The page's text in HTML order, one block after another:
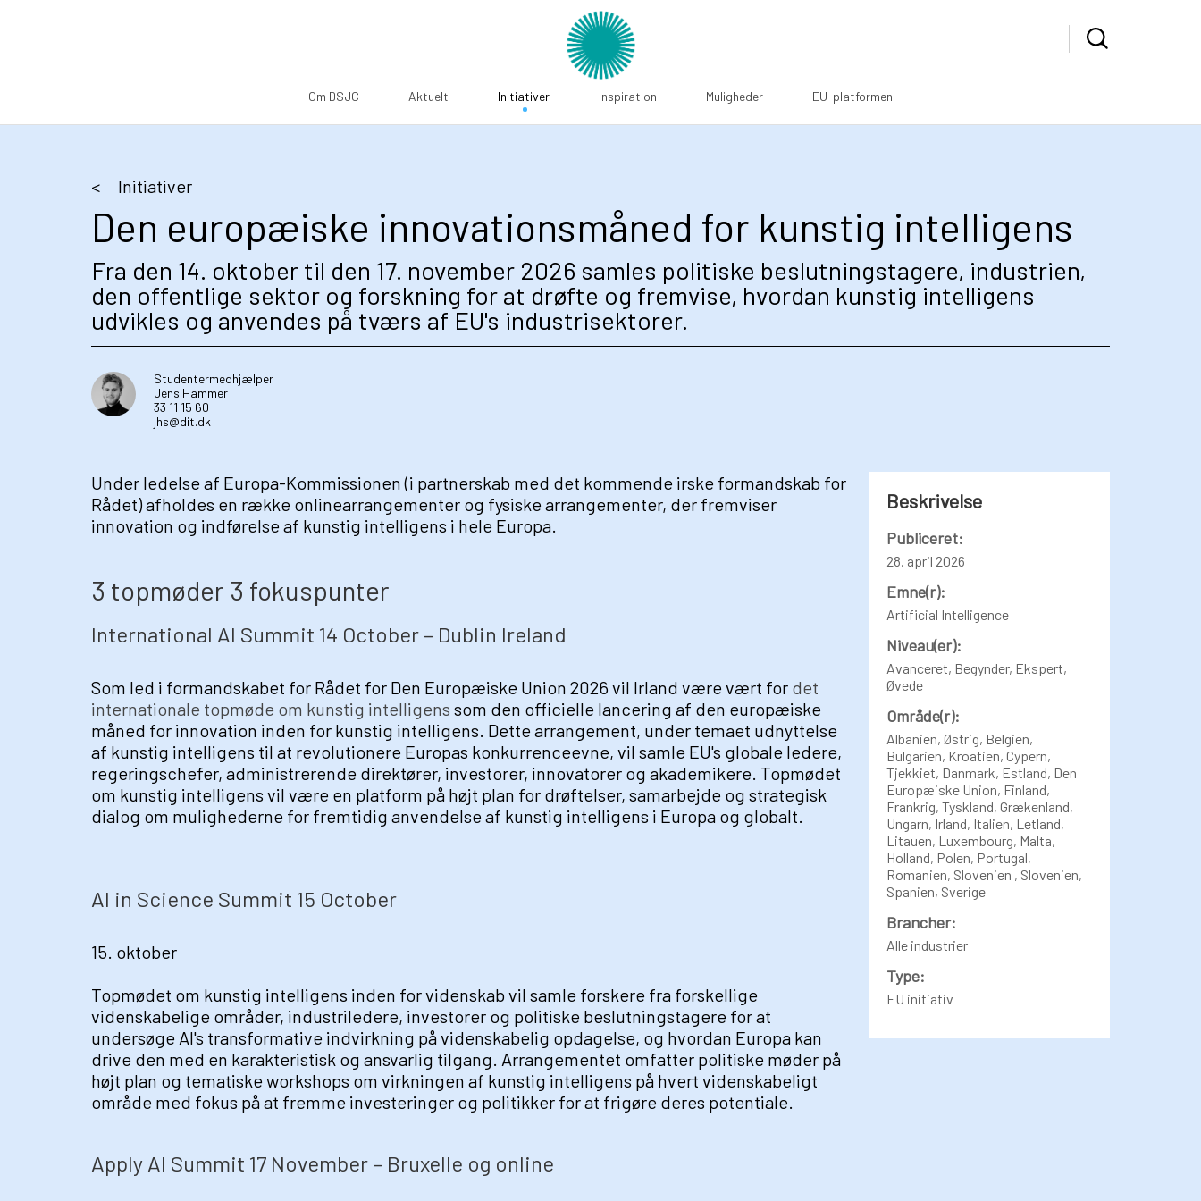
Om DSJC Aktuelt Initiativer Inspiration Muligheder EU-platformen
Initiativer
Den europæiske innovationsmåned for kunstig intelligens
Fra den 14. oktober til den 17. november 2026 samles politiske beslutningstagere, industrien,
den offentlige sektor og forskning for at drøfte og fremvise, hvordan kunstig intelligens
udvikles og anvendes på tværs af EU's industrisektorer.
Studentermedhjælper
Jens Hammer
33 11 15 60
jhs@dit.dk
Under ledelse af Europa-Kommissionen (i partnerskab med det kommende irske formandskab for
Rådet) afholdes en række onlinearrangementer og fysiske arrangementer, der fremviser
innovation og indførelse af kunstig intelligens i hele Europa.
3 topmøder 3 fokuspunter
International AI Summit 14 October – Dublin Ireland
Som led i formandskabet for Rådet for Den Europæiske Union 2026 vil Irland være vært for det
internationale topmøde om kunstig intelligens som den officielle lancering af den europæiske
måned for innovation inden for kunstig intelligens. Dette arrangement, under temaet udnyttelse
af kunstig intelligens til at revolutionere Europas konkurrenceevne, vil samle EU's globale ledere,
regeringschefer, administrerende direktører, investorer, innovatorer og akademikere. Topmødet
om kunstig intelligens vil være en platform på højt plan for drøftelser, samarbejde og strategisk
dialog om mulighederne for fremtidig anvendelse af kunstig intelligens i Europa og globalt.
AI in Science Summit 15 October
15. oktober
Topmødet om kunstig intelligens inden for videnskab vil samle forskere fra forskellige
videnskabelige områder, industriledere, investorer og politiske beslutningstagere for at
undersøge AI's transformative indvirkning på videnskabelig opdagelse, og hvordan Europa kan
drive den med en karakteristisk og ansvarlig tilgang. Arrangementet omfatter politiske møder på
højt plan og tematiske workshops om virkningen af kunstig intelligens på hvert videnskabeligt
område med fokus på at fremme investeringer og politikker for at frigøre deres potentiale.
Apply AI Summit 17 November – Bruxelle og online
Beskrivelse
Publiceret:
28. april 2026
Emne(r):
Artificial Intelligence
Niveau(er):
Avanceret, Begynder, Ekspert,
Øvede
Område(r):
Albanien, Østrig, Belgien,
Bulgarien, Kroatien, Cypern,
Tjekkiet, Danmark, Estland, Den
Europæiske Union, Finland,
Frankrig, Tyskland, Grækenland,
Ungarn, Irland, Italien, Letland,
Litauen, Luxembourg, Malta,
Holland, Polen, Portugal,
Romanien, Slovenien , Slovenien,
Spanien, Sverige
Brancher:
Alle industrier
Type:
EU initiativ